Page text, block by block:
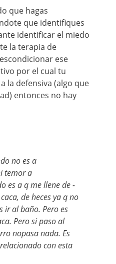
que hagas
que identifiques
identificar el miedo
la terapia de
ese
por el cual tu
la defensiva (algo que
entonces no hay
no es a
temor a
es a q me llene de -
de heces ya q no
ir al baño. Pero es
Pero si paso al
nopasa nada. Es
con esta